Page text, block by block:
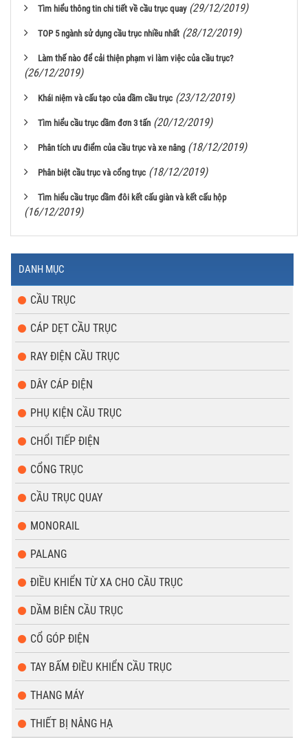
Tìm hiểu thông tin chi tiết về cầu trục quay (29/12/2019)
TOP 5 ngành sử dụng cầu trục nhiều nhất (28/12/2019)
Làm thế nào để cải thiện phạm vi làm việc của cầu trục?
(26/12/2019)
Khái niệm và cấu tạo của dầm cầu trục (23/12/2019)
Tìm hiểu cầu trục dầm đơn 3 tấn (20/12/2019)
Phân tích ưu điểm của cầu trục và xe nâng (18/12/2019)
Phân biệt cầu trục và cổng trục (18/12/2019)
Tìm hiểu cầu trục dầm đôi kết cấu giàn và kết cấu hộp
(16/12/2019)
DANH MỤC
CẦU TRỤC
CÁP DẸT CẦU TRỤC
RAY ĐIỆN CẦU TRỤC
DÂY CÁP ĐIỆN
PHỤ KIỆN CẦU TRỤC
CHỔI TIẾP ĐIỆN
CỔNG TRỤC
CẦU TRỤC QUAY
MONORAIL
PALANG
ĐIỀU KHIỂN TỪ XA CHO CẦU TRỤC
DẦM BIÊN CẦU TRỤC
CỔ GÓP ĐIỆN
TAY BẤM ĐIỀU KHIỂN CẦU TRỤC
THANG MÁY
THIẾT BỊ NÂNG HẠ